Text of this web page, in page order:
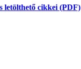
letölthető cikkei (PDF)